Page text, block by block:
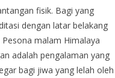
fisik. Bagi yang
dengan latar belakang
malam Himalaya
adalah pengalaman yang
bagi jiwa yang lelah oleh